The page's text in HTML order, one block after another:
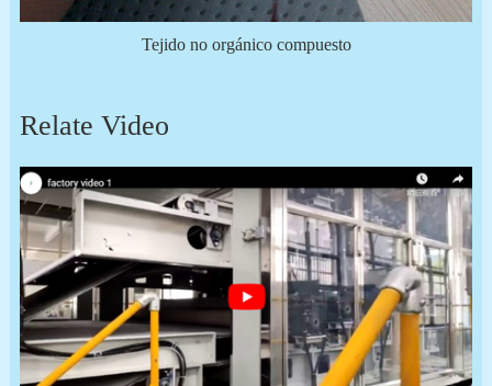
Tejido no orgánico compuesto
Relate Video